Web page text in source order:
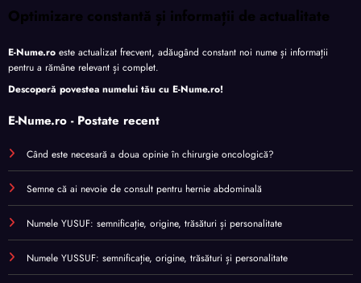
Optimizare constantă și informații de actualitate
E-Nume.ro este actualizat frecvent, adăugând constant noi nume și informații
pentru a rămâne relevant și complet.
Descoperă povestea numelui tău cu E-Nume.ro!
E-Nume.ro - Postate recent
Când este necesară a doua opinie în chirurgie oncologică?
Semne că ai nevoie de consult pentru hernie abdominală
Numele YUSUF: semnificație, origine, trăsături și personalitate
Numele YUSSUF: semnificație, origine, trăsături și personalitate